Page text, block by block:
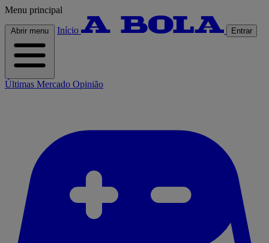
Menu principal
Abrir menu Início Entrar
Últimas Mercado Opinião